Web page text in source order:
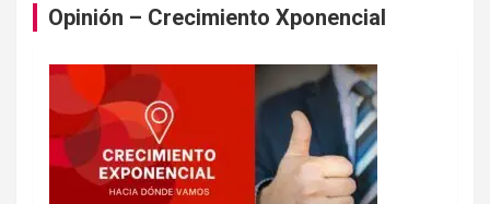
Opinión – Crecimiento Xponencial